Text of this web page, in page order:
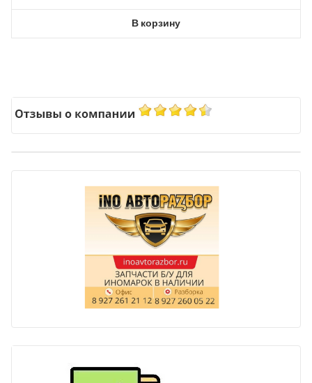
В корзину